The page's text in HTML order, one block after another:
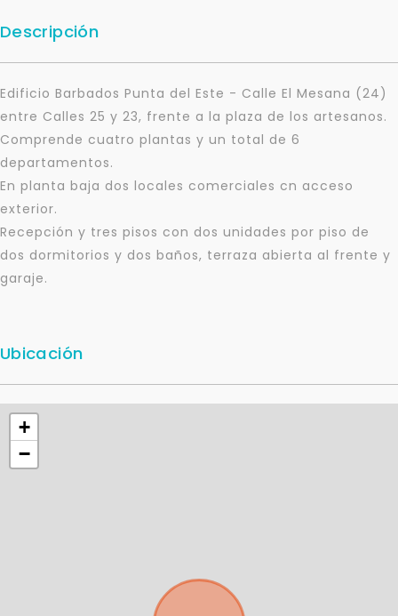
Descripción
Edificio Barbados Punta del Este - Calle El Mesana (24)
entre Calles 25 y 23, frente a la plaza de los artesanos.
Comprende cuatro plantas y un total de 6
departamentos.
En planta baja dos locales comerciales cn acceso
exterior.
Recepción y tres pisos con dos unidades por piso de
dos dormitorios y dos baños, terraza abierta al frente y
garaje.
Ubicación
+
−